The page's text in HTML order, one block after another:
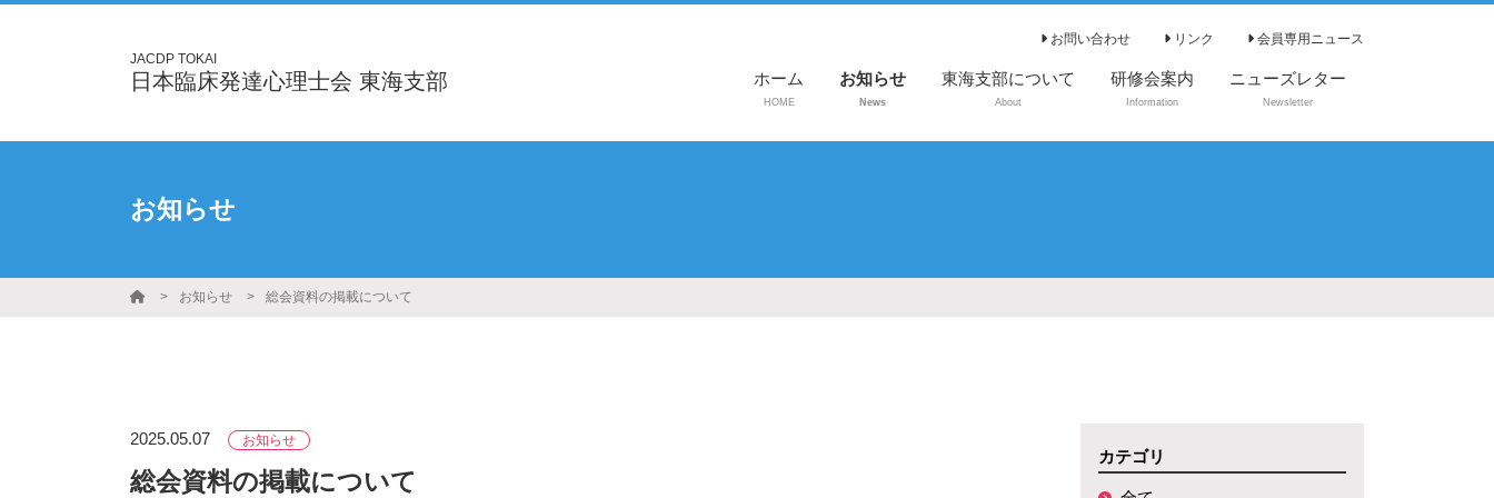
JACDP TOKAI
日本臨床発達心理士会 東海支部
お問い合わせ リンク 会員専用ニュース
ホーム
HOME
お知らせ
News
東海支部について
About
研修会案内
Information
ニューズレター
Newsletter
お知らせ
お知らせ 総会資料の掲載について
2025.05.07 お知らせ
総会資料の掲載について
カテゴリ